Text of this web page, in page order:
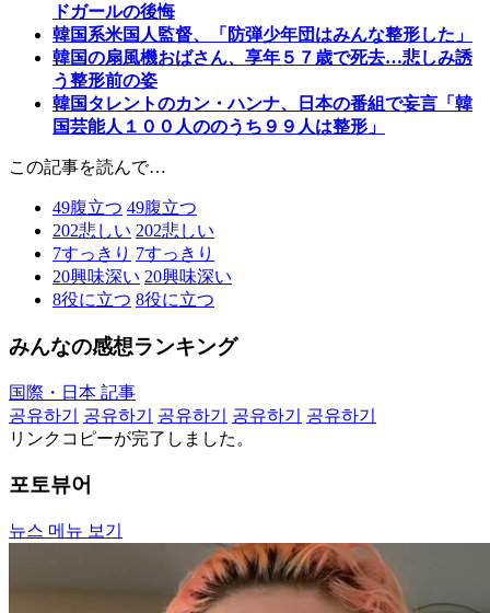
ドガールの後悔
韓国系米国人監督、「防弾少年団はみんな整形した」
韓国の扇風機おばさん、享年５７歳で死去…悲しみ誘
う整形前の姿
韓国タレントのカン・ハンナ、日本の番組で妄言「韓
国芸能人１００人ののうち９９人は整形」
この記事を読んで…
49腹立つ 49腹立つ
202悲しい 202悲しい
7すっきり 7すっきり
20興味深い 20興味深い
8役に立つ 8役に立つ
みんなの感想ランキング
国際・日本 記事
공유하기
공유하기 공유하기 공유하기
공유하기
リンクコピーが完了しました。
포토뷰어
뉴스 메뉴 보기